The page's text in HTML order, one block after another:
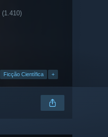
(1.410)
Ficção Científica +